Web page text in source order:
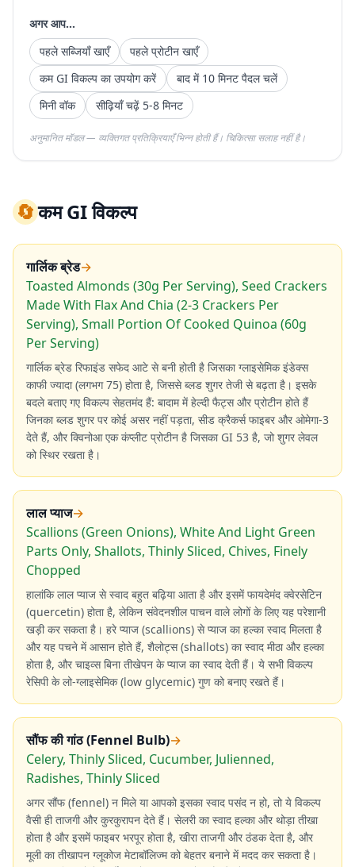
अगर आप...
पहले सब्जियाँ खाएँ
पहले प्रोटीन खाएँ
कम GI विकल्प का उपयोग करें
बाद में 10 मिनट पैदल चलें
मिनी वॉक
सीढ़ियाँ चढ़ें 5-8 मिनट
अनुमानित मॉडल — व्यक्तिगत प्रतिक्रियाएँ भिन्न होती हैं। चिकित्सा सलाह नहीं है।
🔄कम GI विकल्प
गार्लिक ब्रेड→
Toasted Almonds (30g Per Serving), Seed Crackers
Made With Flax And Chia (2-3 Crackers Per
Serving), Small Portion Of Cooked Quinoa (60g
Per Serving)
गार्लिक ब्रेड रिफाइंड सफेद आटे से बनी होती है जिसका ग्लाइसेमिक इंडेक्स
काफी ज्यादा (लगभग 75) होता है, जिससे ब्लड शुगर तेजी से बढ़ता है। इसके
बदले बताए गए विकल्प सेहतमंद हैं: बादाम में हेल्दी फैट्स और प्रोटीन होते हैं
जिनका ब्लड शुगर पर कोई असर नहीं पड़ता, सीड क्रैकर्स फाइबर और ओमेगा-3
देते हैं, और क्विनोआ एक कंप्लीट प्रोटीन है जिसका GI 53 है, जो शुगर लेवल
को स्थिर रखता है।
लाल प्याज→
Scallions (Green Onions), White And Light Green
Parts Only, Shallots, Thinly Sliced, Chives, Finely
Chopped
हालांकि लाल प्याज से स्वाद बहुत बढ़िया आता है और इसमें फायदेमंद क्वेरसेटिन
(quercetin) होता है, लेकिन संवेदनशील पाचन वाले लोगों के लिए यह परेशानी
खड़ी कर सकता है। हरे प्याज (scallions) से प्याज का हल्का स्वाद मिलता है
और यह पचने में आसान होते हैं, शैलोट्स (shallots) का स्वाद मीठा और हल्का
होता है, और चाइव्स बिना तीखेपन के प्याज का स्वाद देती हैं। ये सभी विकल्प
रेसिपी के लो-ग्लाइसेमिक (low glycemic) गुण को बनाए रखते हैं।
सौंफ की गांठ (Fennel Bulb)→
Celery, Thinly Sliced, Cucumber, Julienned,
Radishes, Thinly Sliced
अगर सौंफ (fennel) न मिले या आपको इसका स्वाद पसंद न हो, तो ये विकल्प
वैसी ही ताजगी और कुरकुरापन देते हैं। सेलरी का स्वाद हल्का और थोड़ा तीखा
होता है और इसमें फाइबर भरपूर होता है, खीरा ताजगी और ठंडक देता है, और
मूली का तीखापन ग्लूकोज मेटाबॉलिज्म को बेहतर बनाने में मदद कर सकता है।